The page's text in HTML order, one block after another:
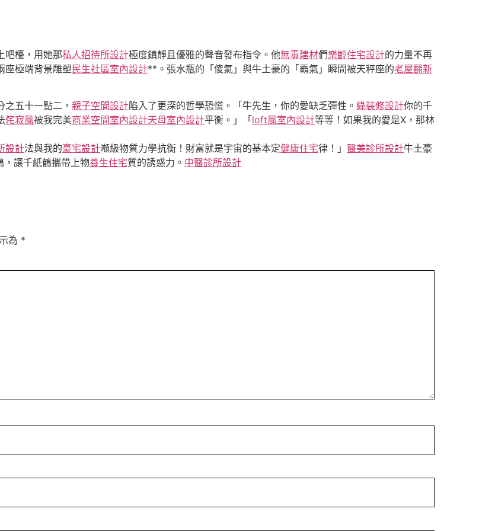
吧檯，用她那私人招待所設計極度鎮靜且優雅的聲音發布指令。他無毒建材們樂齡住宅設計的力量不再
座極端背景雕塑民生社區室內設計**。張水瓶的「傻氣」與牛土豪的「霸氣」瞬間被天秤座的老屋翻新
五十一點二， 親子空間設計陷入了更深的哲學恐慌。「牛先生，你的愛缺乏彈性。 綠裝修設計你的千
侘寂風被我完美商業空間室內設計天母室內設計平衡。」「 loft風室內設計等等！如果我的愛是X，那林
設計法與我的豪宅設計噸級物質力學抗衡！財富就是宇宙的基本定健康住宅律！」 醫美診所設計牛土豪
，讓千紙鶴攜帶上物養生住宅質的誘惑力。 中醫診所設計
為 *